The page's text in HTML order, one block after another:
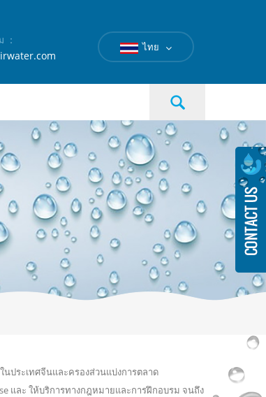
ไทย
ประเทศจีนและครองส่วนแบ่งการตลาด
และ ให้บริการทางกฎหมายและการฝึกอบรม จนถึง